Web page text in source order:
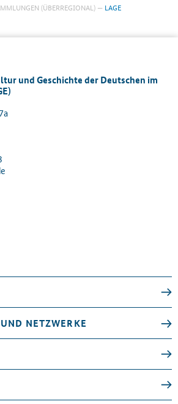
(ÜBERREGIONAL)
LAGE
und Geschichte der Deutschen im
NETZWERKE